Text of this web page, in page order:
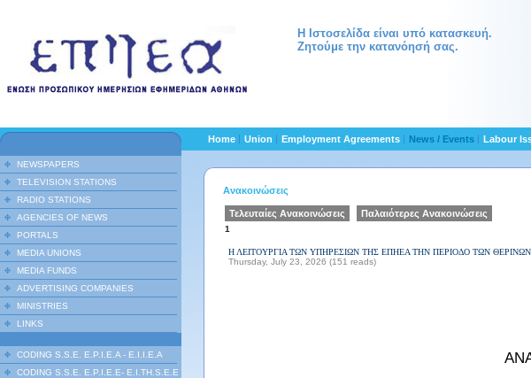
Η Ιστοσελίδα είναι υπό κατασκευή.
Ζητούμε την κατανόησή σας.
NEWSPAPERS
TELEVISION STATIONS
RADIO STATIONS
AGENCIES OF NEWS
PORTALS
MEDIA UNIONS
MEDIA FUNDS
ADVERTISING COMPANIES
MINISTRIES
LINKS
CODING S.S.E. E.P.I.E.A - E.I.I.E.A
CODING S.S.E. E.P.I.E.E- E.I.TH.S.E.E
Home Union Employment Agreements News / Events Labour
Ανακοινώσεις
Τελευταίες Ανακοινώσεις Παλαιότερες Ανακοινώσεις
1
Η ΛΕΙΤΟΥΡΓΙΑ ΤΩΝ ΥΠΗΡΕΣΙΩΝ ΤΗΣ ΕΠΗΕΑ ΤΗΝ ΠΕΡΙΟΔΟ ΤΩΝ
Thursday, July 23, 2026 (151 reads)